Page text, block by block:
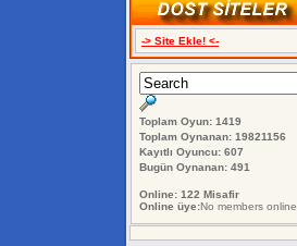
-> Site Ekle! <-
Toplam Oyun: 1419
Toplam Oynanan: 19821156
Kayıtlı Oyuncu: 607
Bugün Oynanan: 491
Online: 122 Misafir
Online üye:No members online.